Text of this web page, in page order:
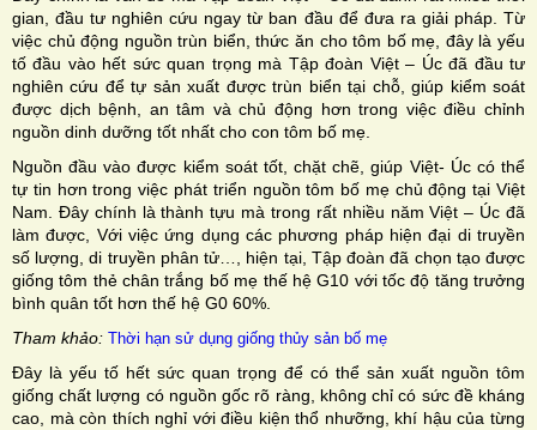
gian, đầu tư nghiên cứu ngay từ ban đầu để đưa ra giải pháp. Từ
việc chủ động nguồn trùn biển, thức ăn cho tôm bố mẹ, đây là yếu
tố đầu vào hết sức quan trọng mà Tập đoàn Việt – Úc đã đầu tư
nghiên cứu để tự sản xuất được trùn biển tại chỗ, giúp kiểm soát
được dịch bệnh, an tâm và chủ động hơn trong việc điều chỉnh
nguồn dinh dưỡng tốt nhất cho con tôm bố mẹ.
Nguồn đầu vào được kiểm soát tốt, chặt chẽ, giúp Việt- Úc có thể
tự tin hơn trong việc phát triển nguồn tôm bố mẹ chủ động tại Việt
Nam. Đây chính là thành tựu mà trong rất nhiều năm Việt – Úc đã
làm được, Với việc ứng dụng các phương pháp hiện đại di truyền
số lượng, di truyền phân tử…, hiện tại, Tập đoàn đã chọn tạo được
giống tôm thẻ chân trắng bố mẹ thế hệ G10 với tốc độ tăng trưởng
bình quân tốt hơn thế hệ G0 60%.
Tham khảo: Thời hạn sử dụng giống thủy sản bố mẹ
Đây là yếu tố hết sức quan trọng để có thể sản xuất nguồn tôm
giống chất lượng có nguồn gốc rõ ràng, không chỉ có sức đề kháng
cao, mà còn thích nghỉ với điều kiện thổ nhưỡng, khí hậu của từng